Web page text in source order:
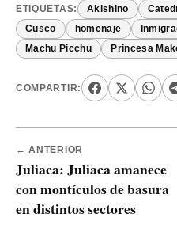
ETIQUETAS: Akishino
Cusco homenaje
Machu Picchu Princesa
COMPARTIR:
← ANTERIOR
Juliaca: Juliaca amanece
con montículos de basura
en distintos sectores